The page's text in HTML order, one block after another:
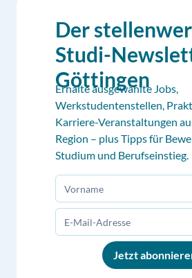
Der
Studi-
Göttingen
Erhalte ausgewählte Jobs,
Werkstudentenstellen,
Karriere-Veranstaltungen
Region – plus Tipps für
Studium und Berufseinstieg.
Jetzt